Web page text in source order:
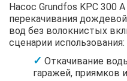
Насос Grundfos KPC 300
перекачивания
вод без волокнистых
сценарии использования:
Откачивание
гаражей, приямков